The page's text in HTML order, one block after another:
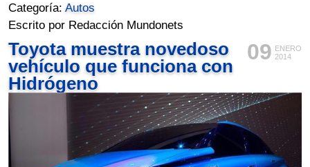
Categoría:Autos
Escrito por Redacción Mundonets
09 ENERO
2014
Toyota muestra novedoso
vehículo que funciona con
Hidrógeno